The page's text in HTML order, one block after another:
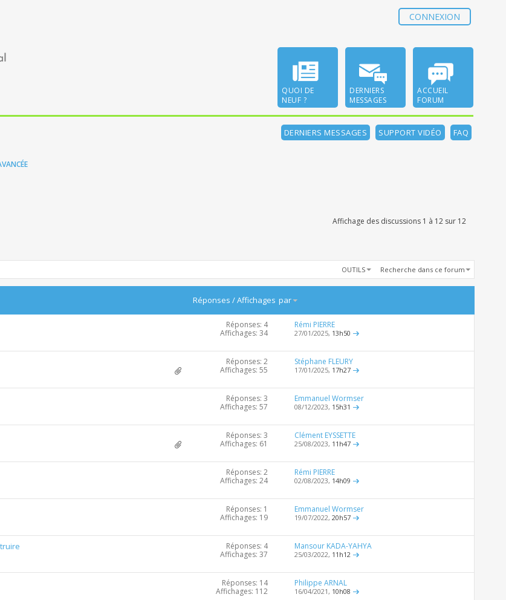
CONNEXION
QUOI DE
NEUF ?
DERNIERS
MESSAGES
ACCUEIL
FORUM
DERNIERS MESSAGES SUPPORT VIDÉO FAQ
Affichage des discussions 1 à 12 sur 12
OUTILS Recherche dans ce forum
Réponses /Affichages par
Réponses: 4
Affichages: 34
Rémi PIERRE
27/01/2025, 13h50
Réponses: 2
Affichages: 55
Stéphane FLEURY
17/01/2025, 17h27
Réponses: 3
Affichages: 57
Emmanuel Wormser
08/12/2023, 15h31
Réponses: 3
Affichages: 61
Clément EYSSETTE
25/08/2023, 11h47
Réponses: 2
Affichages: 24
Rémi PIERRE
02/08/2023, 14h09
Réponses: 1
Affichages: 19
Emmanuel Wormser
19/07/2022,20h57
Réponses: 4
Affichages: 37
Mansour KADA-YAHYA
25/03/2022, 11h12
Réponses: 14
Affichages: 112
Philippe ARNAL
16/04/2021, 10h08